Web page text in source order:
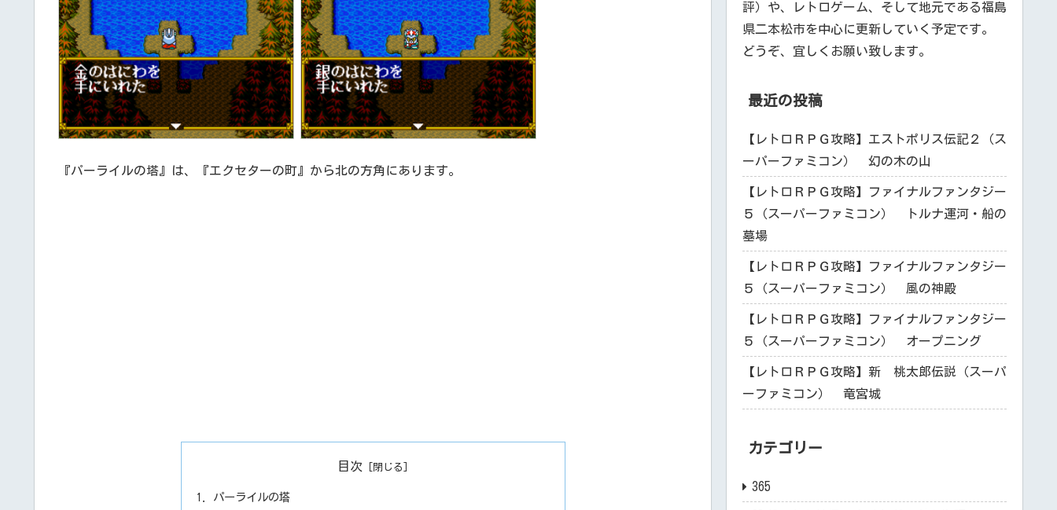
『パーライルの塔』は、『エクセターの町』から北の方角にあります。
目次
パーライルの塔
評）や、レトロゲーム、そして地元である福島
県二本松市を中心に更新していく予定です。
どうぞ、宜しくお願い致します。
最近の投稿
【レトロＲＰＧ攻略】エストポリス伝記２（ス
ーパーファミコン） 幻の木の山
【レトロＲＰＧ攻略】ファイナルファンタジー
５（スーパーファミコン） トルナ運河・船の
墓場
【レトロＲＰＧ攻略】ファイナルファンタジー
５（スーパーファミコン） 風の神殿
【レトロＲＰＧ攻略】ファイナルファンタジー
５（スーパーファミコン） オープニング
【レトロＲＰＧ攻略】新 桃太郎伝説（スーパ
ーファミコン） 竜宮城
カテゴリー
365